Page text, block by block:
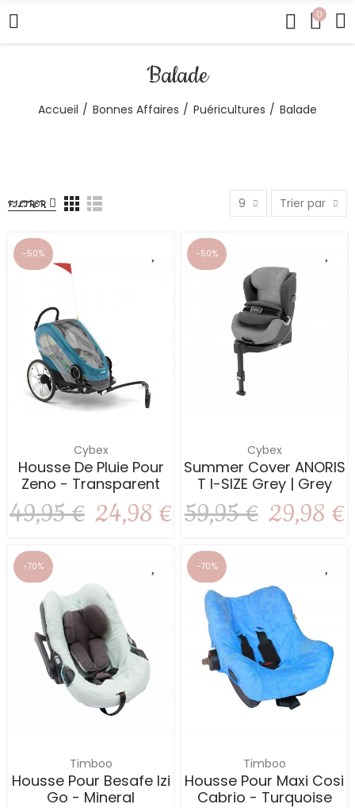
0
Balade
Accueil Bonnes Affaires Puéricultures Balade
FILTRER 9 Trier par
-50%
Cybex
Housse De Pluie Pour
Zeno - Transparent
49,95 € 24,98 €
-50%
Cybex
Summer Cover ANORIS
T I-SIZE Grey | Grey
59,95 € 29,98 €
-70%
Timboo
Housse Pour Besafe Izi
Go - Mineral
-70%
Timboo
Housse Pour Maxi Cosi
Cabrio - Turquoise